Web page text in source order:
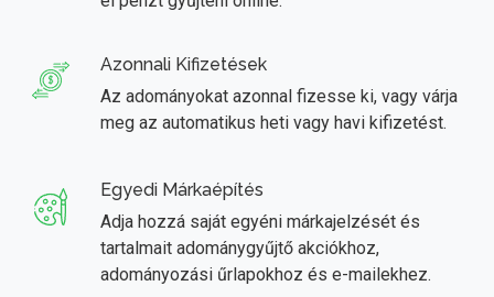
Azonnali Kifizetések
Az adományokat azonnal fizesse ki, vagy várja
meg az automatikus heti vagy havi kifizetést.
Egyedi Márkaépítés
Adja hozzá saját egyéni márkajelzését és
tartalmait adománygyűjtő akciókhoz,
adományozási űrlapokhoz és e-mailekhez.